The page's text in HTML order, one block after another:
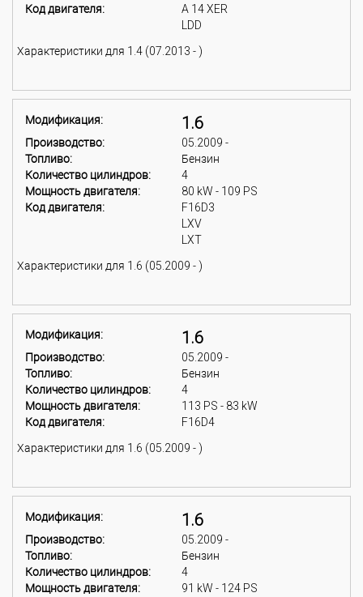
Код двигателя:
A 14 XER
LDD
Характеристики для 1.4 (07.2013 - )
Модификация: 1.6
Производство:
05.2009 -
Топливо:
Бензин
Количество цилиндров:
4
Мощность двигателя:
80 kW - 109 PS
Код двигателя:
F16D3
LXV
LXT
Характеристики для 1.6 (05.2009 - )
Модификация: 1.6
Производство:
05.2009 -
Топливо:
Бензин
Количество цилиндров:
4
Мощность двигателя:
113 PS - 83 kW
Код двигателя:
F16D4
Характеристики для 1.6 (05.2009 - )
Модификация: 1.6
Производство:
05.2009 -
Топливо:
Бензин
Количество цилиндров:
4
Мощность двигателя:
91 kW - 124 PS